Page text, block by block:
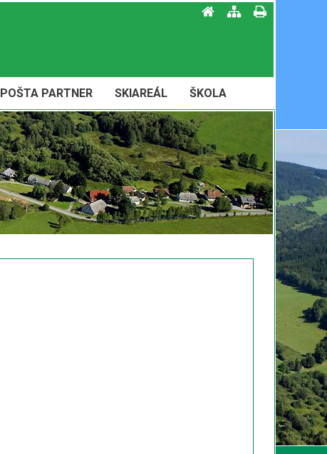
POŠTA PARTNER SKIAREÁL ŠKOLA